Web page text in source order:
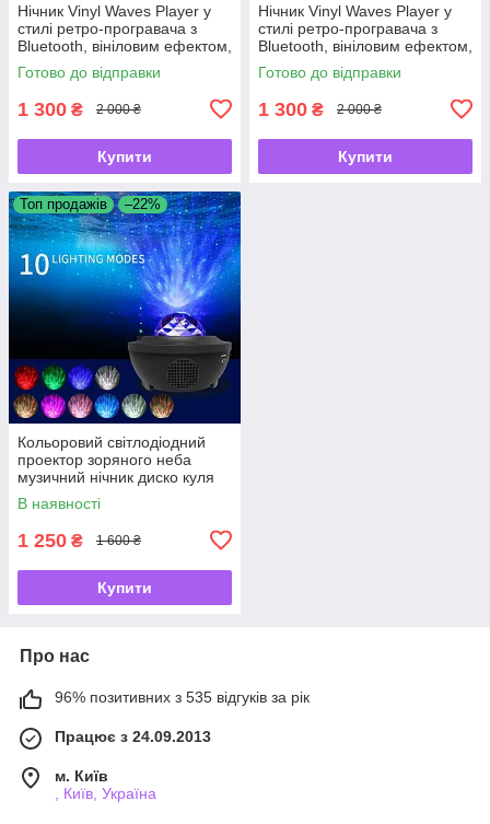
Нічник Vinyl Waves Player у
стилі ретро-програвача з
Bluetooth, вініловим ефектом,
годинником, колонкою.
Готово до відправки
1 300 ₴ 2 000 ₴
Купити
Нічник Vinyl Waves Player у
стилі ретро-програвача з
Bluetooth, вініловим ефектом,
годинником, колонкою.
Готово до відправки
1 300 ₴ 2 000 ₴
Купити
Топ продажів –22%
Кольоровий світлодіодний
проектор зоряного неба
музичний нічник диско куля
В наявності
1 250 ₴ 1 600 ₴
Купити
Про нас
96% позитивних з 535 відгуків за рік
Працює з 24.09.2013
м. Київ
, Київ, Україна